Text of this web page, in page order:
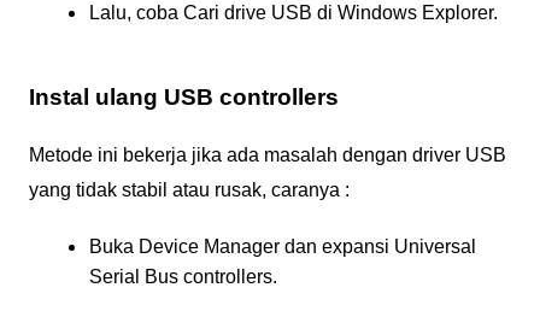
Lalu, coba Cari drive USB di Windows Explorer.
Instal ulang USB controllers
Metode ini bekerja jika ada masalah dengan driver USB
yang tidak stabil atau rusak, caranya :
Buka Device Manager dan expansi Universal
Serial Bus controllers.